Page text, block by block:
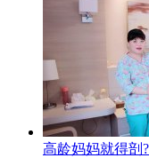
高龄妈妈就得剖